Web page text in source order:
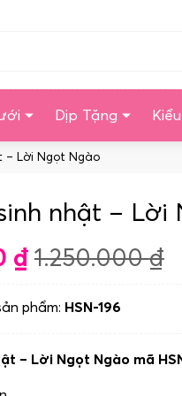
Dịp Tặng
– Lời Ngọt Ngào
nhật – Lời
₫ 1.250.000₫
phẩm: HSN-196
– Lời Ngọt Ngào mã